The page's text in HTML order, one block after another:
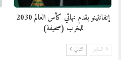
إنفانتينو يقدم نهائي كأس العالم 2030
للمغرب (صحيفة)
السابق التالي